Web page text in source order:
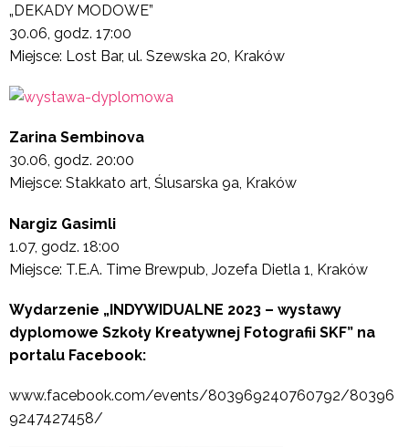
„DEKADY MODOWE”
30.06, godz. 17:00
Miejsce: Lost Bar, ul. Szewska 20, Kraków
Zarina Sembinova
30.06, godz. 20:00
Miejsce: Stakkato art, Ślusarska 9a, Kraków
Nargiz Gasimli
1.07, godz. 18:00
Miejsce: T.E.A. Time Brewpub, Jozefa Dietla 1, Kraków
Wydarzenie „INDYWIDUALNE 2023 – wystawy
dyplomowe Szkoły Kreatywnej Fotografii SKF” na
portalu Facebook:
www.facebook.com/events/803969240760792/80396
9247427458/